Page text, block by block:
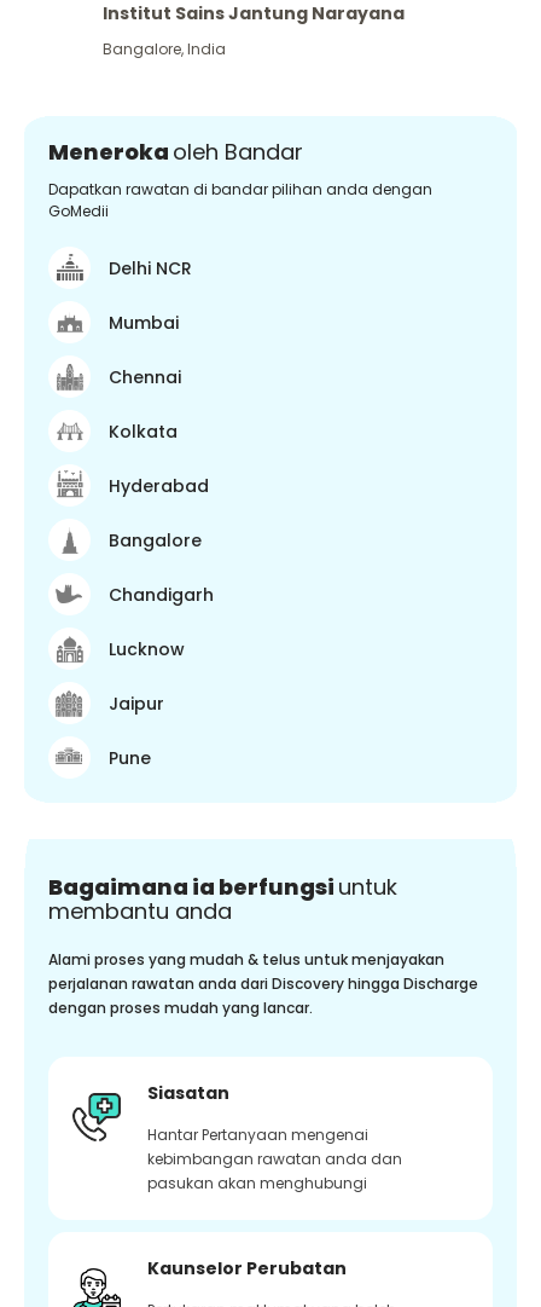
Institut Sains Jantung Narayana
Bangalore,India
Meneroka oleh Bandar
Dapatkan rawatan di bandar pilihan anda dengan
GoMedii
Delhi NCR
Mumbai
Chennai
Kolkata
Hyderabad
Bangalore
Chandigarh
Lucknow
Jaipur
Pune
Bagaimana ia berfungsi untuk
membantu anda
Alami proses yang mudah & telus untuk menjayakan
perjalanan rawatan anda dari Discovery hingga Discharge
dengan proses mudah yang lancar.
Siasatan
Hantar Pertanyaan mengenai
kebimbangan rawatan anda dan
pasukan akan menghubungi
Kaunselor Perubatan